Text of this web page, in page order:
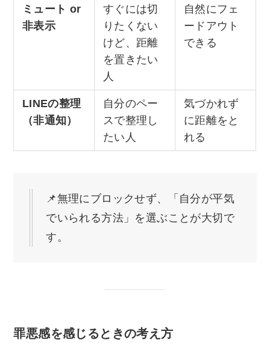
ミュート or
非表示
すぐには切
りたくない
けど、距離
を置きたい
人
自然にフェ
ードアウト
できる
LINEの整理
（非通知）
自分のペー
スで整理し
たい人
気づかれず
に距離をと
れる
📌無理にブロックせず、「自分が平気
でいられる方法」を選ぶことが大切で
す。
罪悪感を感じるときの考え方